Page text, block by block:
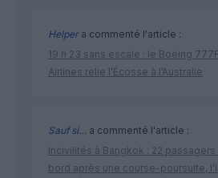
Helpera commenté l'article :
19 h 23 sans escale : le Boeing
Airlines relie l’Écosse à l’Australie
Sauf si… a commenté l'article :
Incivilités à Bangkok : 22
bord après une course-poursuite,